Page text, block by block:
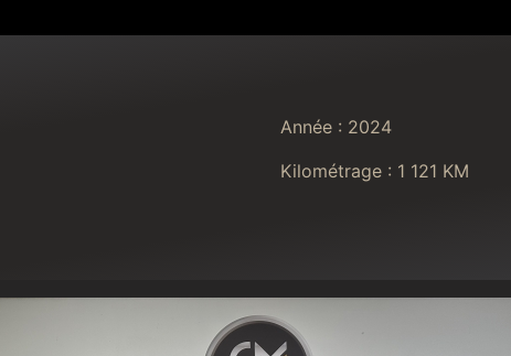
Année : 2024
Kilométrage : 1 121 KM